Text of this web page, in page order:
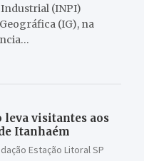
(INPI)
(IG), na
visitantes aos
Itanhaém
Estação Litoral SP